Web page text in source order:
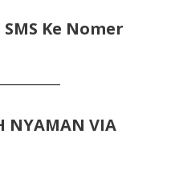
Ke Nomer
NYAMAN VIA